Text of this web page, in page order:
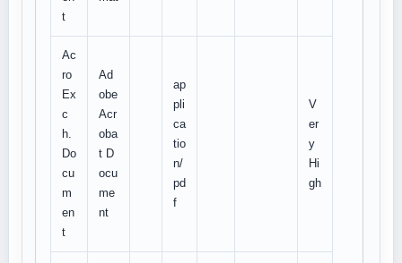
t
Ac
ro
Ex
c
h.
Do
cu
m
en
t
Ad
obe
Acr
oba
t D
ocu
me
nt
ap
pli
ca
tio
n/
pd
f
V
er
y
Hi
gh